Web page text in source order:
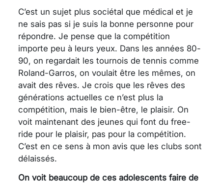
C’est un sujet plus sociétal que médical et je
ne sais pas si je suis la bonne personne pour
répondre. Je pense que la compétition
importe peu à leurs yeux. Dans les années 80-
90, on regardait les tournois de tennis comme
Roland-Garros, on voulait être les mêmes, on
avait des rêves. Je crois que les rêves des
générations actuelles ce n’est plus la
compétition, mais le bien-être, le plaisir. On
voit maintenant des jeunes qui font du free-
ride pour le plaisir, pas pour la compétition.
C’est en ce sens à mon avis que les clubs sont
délaissés.
On voit beaucoup de ces adolescents faire de